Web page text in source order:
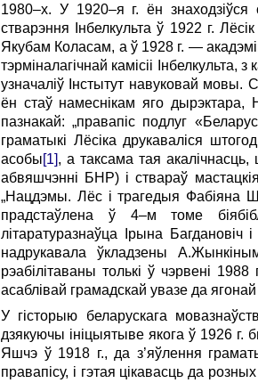
1980–х. У 1920–я г. ён знаходзіў­ся
стварэння Інбелкульта ў 1922 г.
Якубам Коласам, а ў 1928 г. —
тэрміналагічнай камісіі Інбелкульта,
узначаліў Інстытут навуковай мовы.
ён стаў намеснікам яго
пазнакай: „правапіс подлуг
граматыкі Лёсіка друка­валі­ся
асобы[1], а таксама тая
абвяшчэнні БНР) і ствараў
„Нацдэмы. Лёс і трагедыя Фабіяна
прадстаўлена ў 4–м томе
літаратуразнаўца Ірына
надрукавала ўкладзены
рэабілітаваны толькі ў чэрвені
асаблівай грамадскай увазе да
У гісторыю беларускага
дзякуючы ініцыятыве якога ў 1926 г.
Яшчэ ў 1918 г., да з’яўлення
правапісу, і гэтая цікавасць да